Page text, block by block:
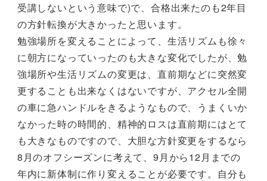
受講しないという意味で)で、合格出来たのも2年目
の方針転換が大きかったと思います。
勉強場所を変えることによって、生活リズムも徐々
に朝方になっていったのも大きな変化でしたが、勉
強場所や生活リズムの変更は、直前期などに突然変
更することも出来なくはないですが、アクセル全開
の車に急ハンドルをきるようなもので、うまくいか
なかった時の時間的、精神的ロスは直前期にはとて
も大きなものですので、大胆な方針変更をするなら
8月のオフシーズンに考えて、9月から12月までの
年内に新体制に作り変えることが必要です。自分も